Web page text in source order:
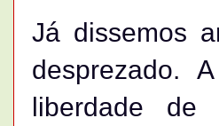
Já dissemos
desprezado.
liberdade